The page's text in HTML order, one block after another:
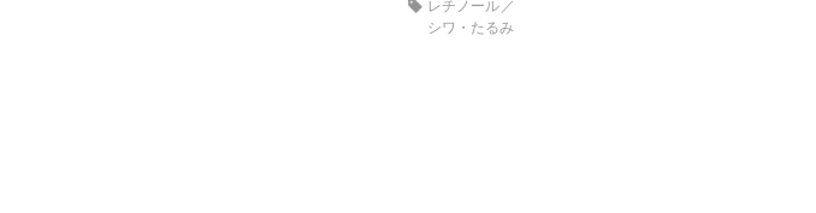
レチノール
シワ・たるみ